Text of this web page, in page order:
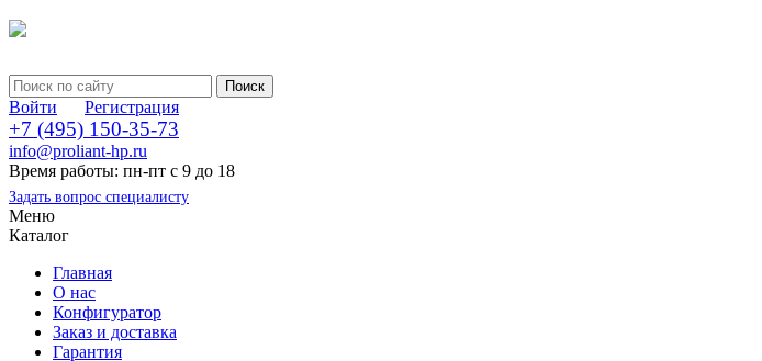
Войти Регистрация
+7 (495) 150-35-73
info@proliant-hp.ru
Время работы: пн-пт с 9 до 18
Задать вопрос специалисту
Меню
Каталог
Главная
О нас
Конфигуратор
Заказ и доставка
Гарантия